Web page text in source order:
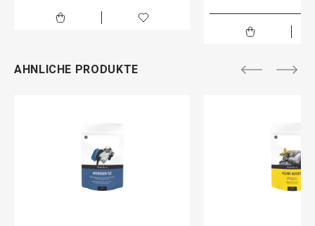
AHNLICHE PRODUKTE